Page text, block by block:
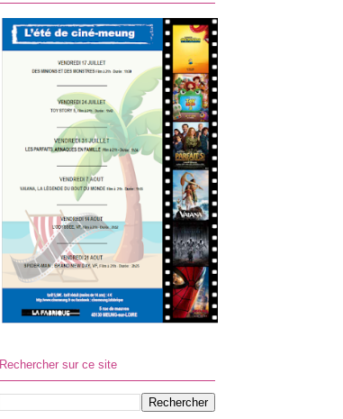
Rechercher sur ce site